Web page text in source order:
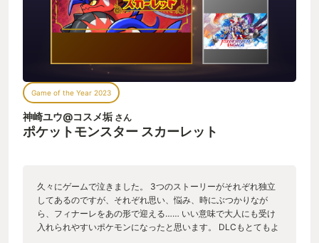
てるからな！！」と、まるで子どものようにポケモンを応援
し、画面の前で号泣しながらプレイしていました。 このポケモ
ンスカーレット・バイオレットは、大人には記憶に遠い熱い青
春の気持ちを蘇らせ、子どもには友だちや仲間への思いやりの
気持ちを育んでくれるような、そんな素敵なゲームだと思いま
す。 "今年の"私のGOTYではありますが、私の人生の中でも最
高に大切な作品の一つになりました。 ありがとうポケモン！！
Game of the Year 2023
神崎ユウ@コスメ垢 さん
ポケットモンスター スカーレット
久々にゲームで泣きました。 3つのストーリーがそれぞれ独立
してあるのですが、それぞれ思い、悩み、時にぶつかりなが
ら、フィナーレをあの形で迎える…… いい意味で大人にも受け
入れられやすいポケモンになったと思います。 DLCもとてもよ